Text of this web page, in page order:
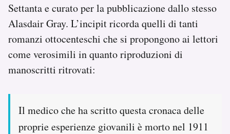
Settanta e curato per la pubblicazione dallo stesso
Alasdair Gray. L’incipit ricorda quelli di tanti
romanzi ottocenteschi che si propongono ai lettori
come verosimili in quanto riproduzioni di
manoscritti ritrovati:
Il medico che ha scritto questa cronaca delle
proprie esperienze giovanili è morto nel 1911